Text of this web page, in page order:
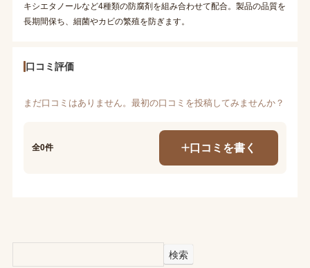
キシエタノールなど4種類の防腐剤を組み合わせて配合。製品の品質を
長期間保ち、細菌やカビの繁殖を防ぎます。
口コミ評価
まだ口コミはありません。最初の口コミを投稿してみませんか？
全0件 口コミを書く
検索